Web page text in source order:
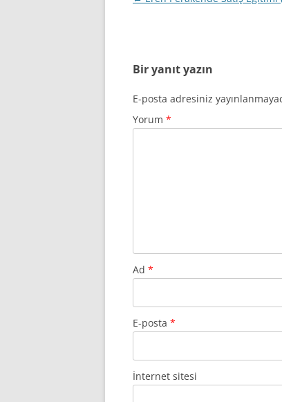
Bir yanıt yazın
E-posta adresiniz
Yorum *
Ad *
E-posta *
İnternet sitesi